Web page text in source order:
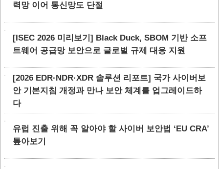
력망 이어 통신망도 단절
[ISEC 2026 미리보기] Black Duck, SBOM 기반 소프
트웨어 공급망 보안으로 글로벌 규제 대응 지원
[2026 EDR·NDR·XDR 솔루션 리포트] 국가 사이버보
안 기본지침 개정과 만나 보안 체계를 업그레이드하
다
유럽 진출 위해 꼭 알아야 할 사이버 보안법 ‘EU CRA’
톺아보기